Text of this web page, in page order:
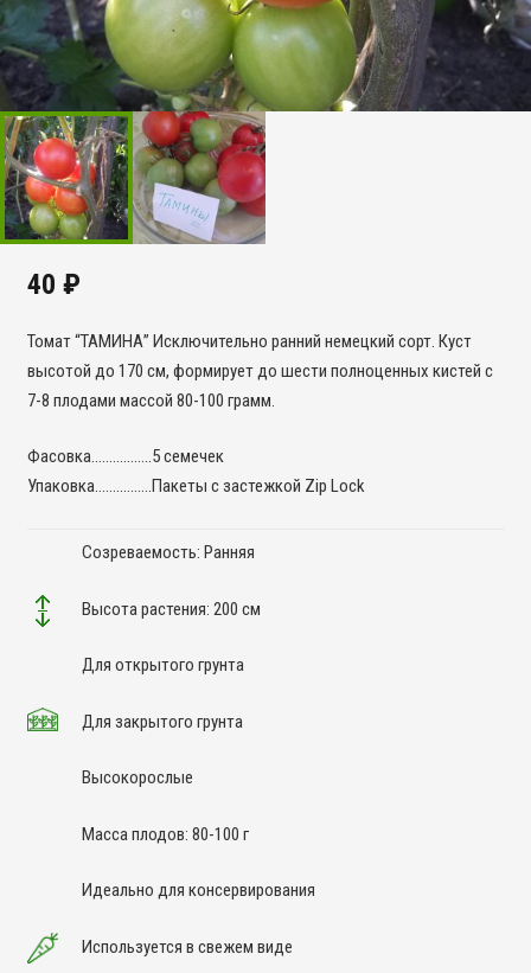
40 ₽
Томат “ТАМИНА” Исключительно ранний немецкий сорт. Куст
высотой до 170 см, формирует до шести полноценных кистей с
7-8 плодами массой 80-100 грамм.
Фасовка……………..5 семечек
Упаковка…………….Пакеты с застежкой Zip Lock
Созреваемость: Ранняя
Высота растения: 200 см
Для открытого грунта
Для закрытого грунта
Высокорослые
Масса плодов: 80-100 г
Идеально для консервирования
Используется в свежем виде